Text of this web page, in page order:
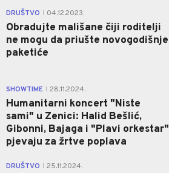
DRUŠTVO 04.12.2023.
Obradujte mališane čiji roditelji
ne mogu da priušte novogodišnje
paketiće
SHOWTIME 28.11.2024.
Humanitarni koncert "Niste
sami" u Zenici: Halid Bešlić,
Gibonni, Bajaga i "Plavi orkestar"
pjevaju za žrtve poplava
DRUŠTVO 25.11.2024.